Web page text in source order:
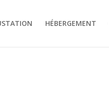
HÉBERGEMENT